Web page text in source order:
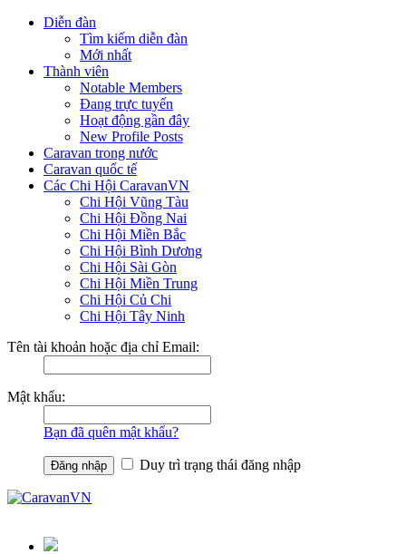
Diễn đàn
Tìm kiếm diễn đàn
Mới nhất
Thành viên
Notable Members
Đang trực tuyến
Hoạt động gần đây
New Profile Posts
Caravan trong nước
Caravan quốc tế
Các Chi Hội CaravanVN
Chi Hội Vũng Tàu
Chi Hội Đồng Nai
Chi Hội Miền Bắc
Chi Hội Bình Dương
Chi Hội Sài Gòn
Chi Hội Miền Trung
Chi Hội Củ Chi
Chi Hội Tây Ninh
Tên tài khoản hoặc địa chỉ Email:
Mật khẩu:
Bạn đã quên mật khẩu?
Duy trì trạng thái đăng nhập